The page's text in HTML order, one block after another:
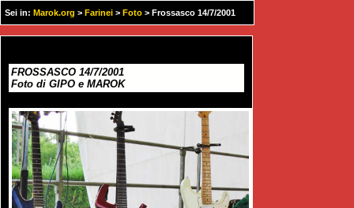
Sei in: Marok.org > Farinei > Foto > Frossasco 14/7/2001
FROSSASCO 14/7/2001
Foto di GIPO e MAROK